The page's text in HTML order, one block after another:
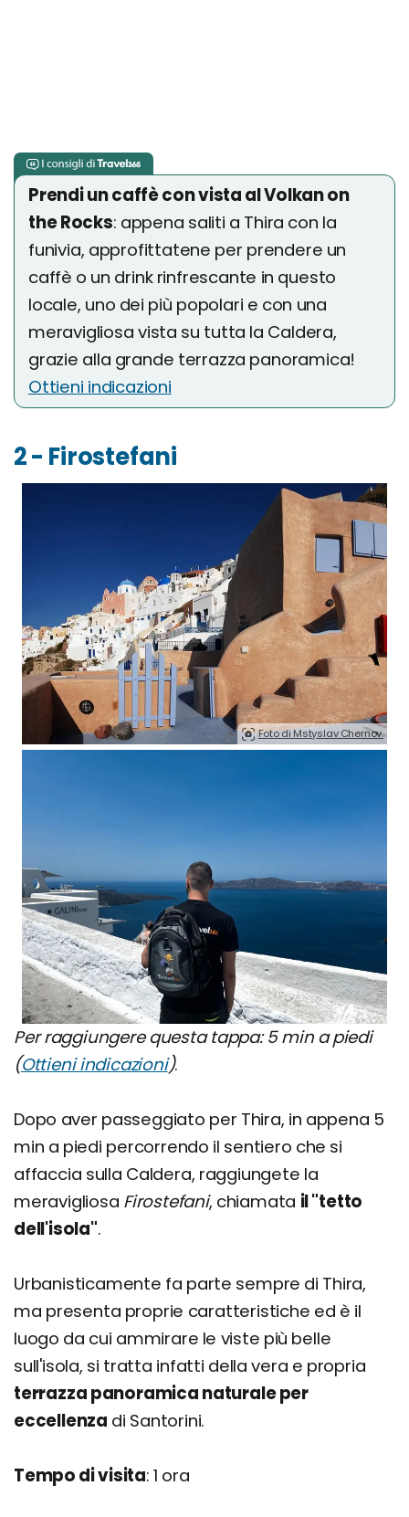
Prendi un caffè con vista al Volkan on
the Rocks: appena saliti a Thira con la
funivia, approfittatene per prendere un
caffè o un drink rinfrescante in questo
locale, uno dei più popolari e con una
meravigliosa vista su tutta la Caldera,
grazie alla grande terrazza panoramica!
Ottieni indicazioni
2 - Firostefani
Foto di Mstyslav Chernov.
Per raggiungere questa tappa: 5 min a piedi
(Ottieni indicazioni).
Dopo aver passeggiato per Thira, in appena 5
min a piedi percorrendo il sentiero che si
affaccia sulla Caldera, raggiungete la
meravigliosa Firostefani, chiamata il "tetto
dell'isola".
Urbanisticamente fa parte sempre di Thira,
ma presenta proprie caratteristiche ed è il
luogo da cui ammirare le viste più belle
sull'isola, si tratta infatti della vera e propria
terrazza panoramica naturale per
eccellenza di Santorini.
Tempo di visita: 1 ora